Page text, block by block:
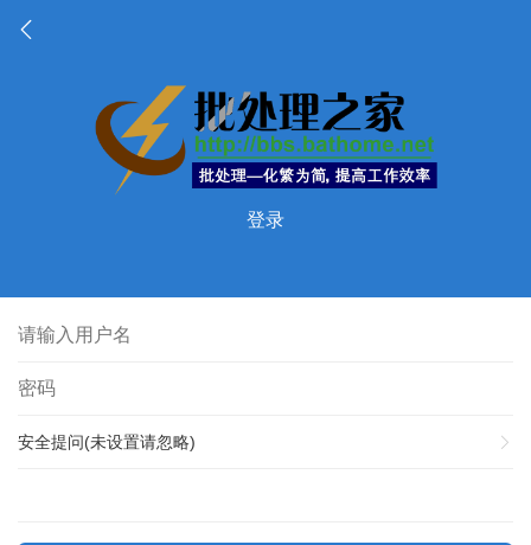
登录
安全提问(未设置请忽略)